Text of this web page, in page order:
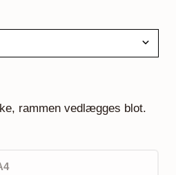
rammen vedlægges blot.